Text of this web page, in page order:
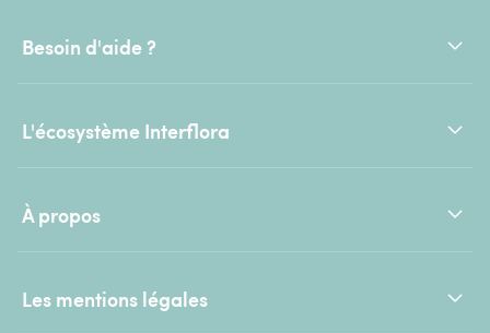
Besoin d'aide ?
L'écosystème Interflora
À propos
Les mentions légales